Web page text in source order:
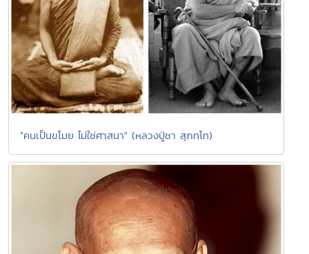
"คนเป็นขโมย ไม่ใช่ศาสนา" (หลวงปู่ชา สุภทฺโท)